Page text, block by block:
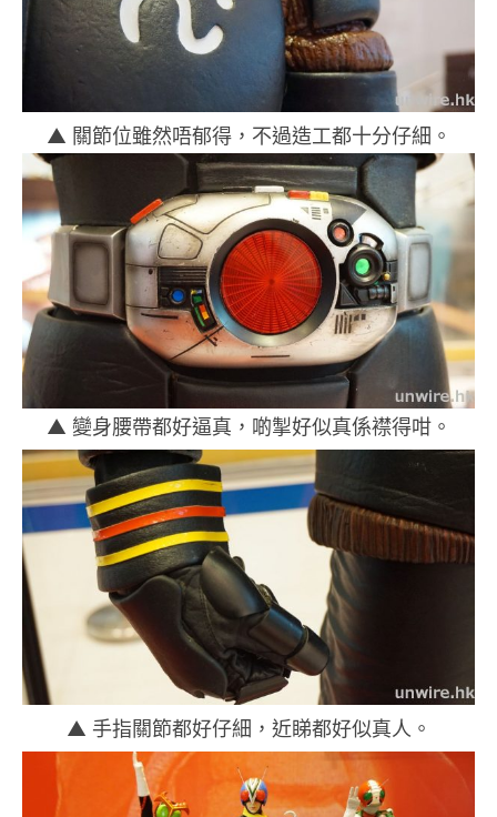
▲ 關節位雖然唔郁得，不過造工都十分仔細。
▲ 變身腰帶都好逼真，啲掣好似真係襟得咁。
▲ 手指關節都好仔細，近睇都好似真人。